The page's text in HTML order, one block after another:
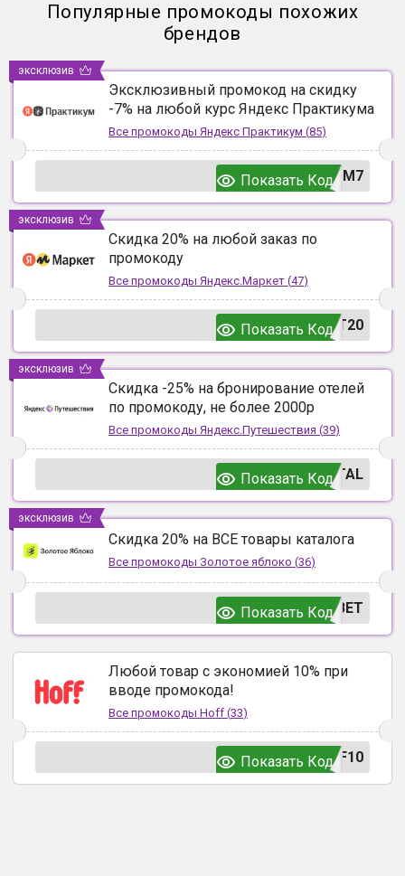
Популярные промокоды похожих
брендов
Эксклюзивный промокод на скидку
-7% на любой курс Яндекс Практикума
Все промокоды Яндекс Практикум (85)
UM7
Показать Код
эксклюзив
Скидка 20% на любой заказ по
промокоду
Все промокоды Яндекс.Маркет (47)
T20
Показать Код
эксклюзив
Скидка -25% на бронирование отелей
по промокоду, не более 2000р
Все промокоды Яндекс.Путешествия (39)
TAL
Показать Код
эксклюзив
Скидка 20% на ВСЕ товары каталога
Все промокоды Золотое яблоко (36)
ВЕТ
Показать Код
эксклюзив
Любой товар с экономией 10% при
вводе промокода!
Все промокоды Hoff (33)
F10
Показать Код